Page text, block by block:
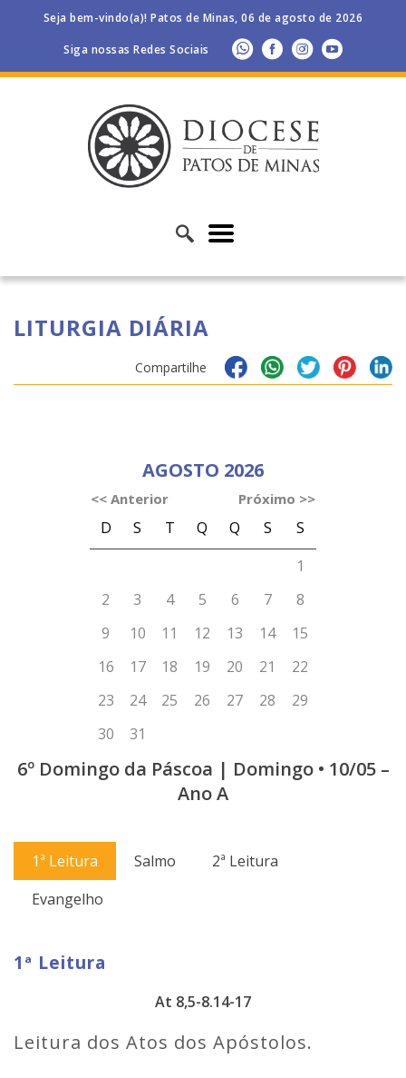
Seja bem-vindo(a)! Patos de Minas, 06 de agosto de 2026
Siga nossas Redes Sociais
LITURGIA DIÁRIA
Compartilhe
6º Domingo da Páscoa | Domingo • 10/05 –
Ano A
1ª Leitura Salmo
2ª Leitura
Evangelho
1ª Leitura
At 8,5-8.14-17
Leitura dos Atos dos Apóstolos.